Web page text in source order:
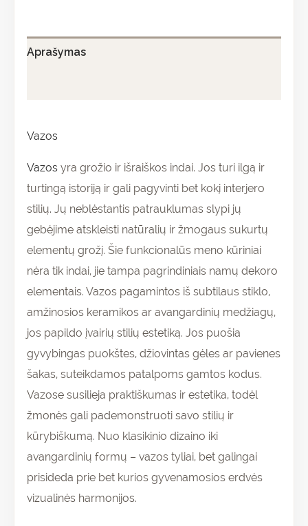
Aprašymas
Vazos
Vazos yra grožio ir išraiškos indai. Jos turi ilgą ir
turtingą istoriją ir gali pagyvinti bet kokį interjero
stilių. Jų neblėstantis patrauklumas slypi jų
gebėjime atskleisti natūralių ir žmogaus sukurtų
elementų grožį. Šie funkcionalūs meno kūriniai
nėra tik indai, jie tampa pagrindiniais namų dekoro
elementais. Vazos pagamintos iš subtilaus stiklo,
amžinosios keramikos ar avangardinių medžiagų,
jos papildo įvairių stilių estetiką. Jos puošia
gyvybingas puokštes, džiovintas gėles ar pavienes
šakas, suteikdamos patalpoms gamtos kodus.
Vazose susilieja praktiškumas ir estetika, todėl
žmonės gali pademonstruoti savo stilių ir
kūrybiškumą. Nuo klasikinio dizaino iki
avangardinių formų – vazos tyliai, bet galingai
prisideda prie bet kurios gyvenamosios erdvės
vizualinės harmonijos.